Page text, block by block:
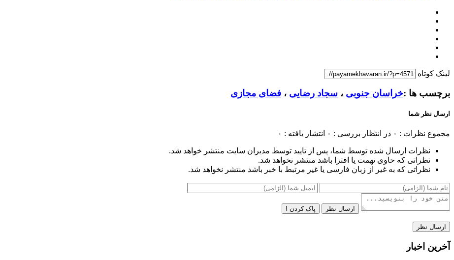
لینک کوتاه
برچسب ها :خراسان جنوبی ، سجاد رضایی ، فضای مجازی
ارسال نظر شما
مجموع نظرات : ۰ در انتظار بررسی : ۰ انتشار یافته : ۰
نظرات ارسال شده توسط شما، پس از تایید توسط مدیران سایت منتشر خواهد شد.
نظراتی که حاوی تهمت یا افترا باشد منتشر نخواهد شد.
نظراتی که به غیر از زبان فارسی یا غیر مرتبط با خبر باشد منتشر نخواهد شد.
ارسال نظر پاک کردن !
آخرین اخبار